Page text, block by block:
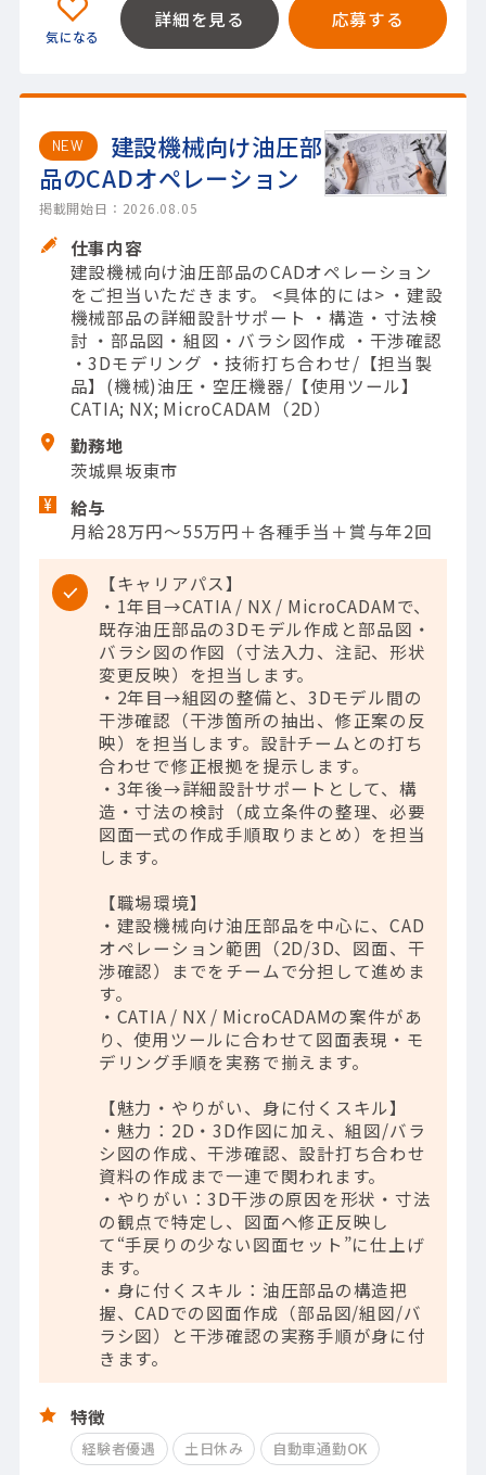
詳細を見る 応募する
NEW
建設機械向け油圧部
品のCADオペレーション
掲載開始日：2026.08.05
仕事内容
建設機械向け油圧部品のCADオペレーション
をご担当いただきます。 <具体的には> ・建設
機械部品の詳細設計サポート ・構造・寸法検
討 ・部品図・組図・バラシ図作成 ・干渉確認
・3Dモデリング ・技術打ち合わせ/【担当製
品】(機械)油圧・空圧機器/【使用ツール】
CATIA; NX; MicroCADAM（2D）
勤務地
茨城県坂東市
給与
月給28万円～55万円＋各種手当＋賞与年2回
【キャリアパス】
・1年目→CATIA / NX / MicroCADAMで、
既存油圧部品の3Dモデル作成と部品図・
バラシ図の作図（寸法入力、注記、形状
変更反映）を担当します。
・2年目→組図の整備と、3Dモデル間の
干渉確認（干渉箇所の抽出、修正案の反
映）を担当します。設計チームとの打ち
合わせで修正根拠を提示します。
・3年後→詳細設計サポートとして、構
造・寸法の検討（成立条件の整理、必要
図面一式の作成手順取りまとめ）を担当
します。
【職場環境】
・建設機械向け油圧部品を中心に、CAD
オペレーション範囲（2D/3D、図面、干
渉確認）までをチームで分担して進めま
す。
・CATIA / NX / MicroCADAMの案件があ
り、使用ツールに合わせて図面表現・モ
デリング手順を実務で揃えます。
【魅力・やりがい、身に付くスキル】
・魅力：2D・3D作図に加え、組図/バラ
シ図の作成、干渉確認、設計打ち合わせ
資料の作成まで一連で関われます。
・やりがい：3D干渉の原因を形状・寸法
の観点で特定し、図面へ修正反映し
て“手戻りの少ない図面セット”に仕上げ
ます。
・身に付くスキル：油圧部品の構造把
握、CADでの図面作成（部品図/組図/バ
ラシ図）と干渉確認の実務手順が身に付
きます。
特徴
経験者優遇 土日休み 自動車通勤OK